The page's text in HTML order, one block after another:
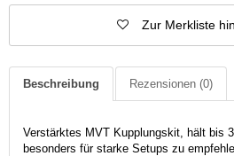
Zur Merkliste
Beschreibung Rezensionen (0)
Verstärktes MVT Kupplungskit, hält bis
besonders für starke Setups zu